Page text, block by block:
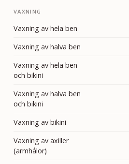
VAXNING
Vaxning av hela ben
Vaxning av halva ben
Vaxning av hela ben
och bikini
Vaxning av halva ben
och bikini
Vaxning av bikini
Vaxning av axiller
(armhålor)